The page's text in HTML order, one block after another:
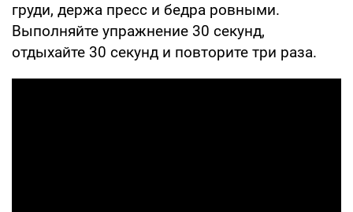
груди, держа пресс и бедра ровными.
Выполняйте упражнение 30 секунд,
отдыхайте 30 секунд и повторите три раза.